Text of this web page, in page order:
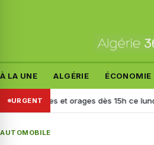
À LA UNE ALGÉRIE ÉCONOMIE
URGENT
et orages dès 15h ce lundi, la
AUTOMOBILE